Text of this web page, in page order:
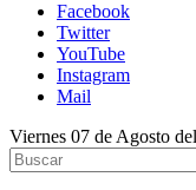
Facebook
Twitter
YouTube
Instagram
Mail
Viernes 07 de Agosto